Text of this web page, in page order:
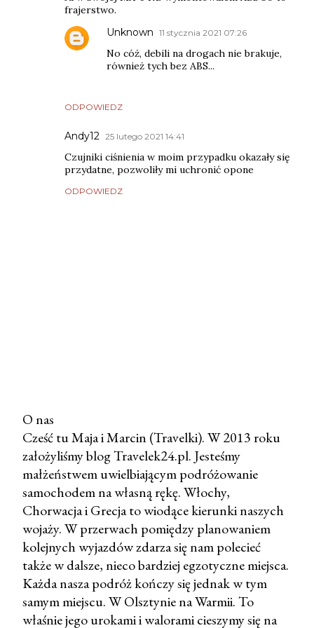
frajerstwo.
ODPOWIEDZ
Unknown 11 stycznia 2021 07:26
No cóż, debili na drogach nie brakuje,
również tych bez ABS...
Andy12 25 lutego 2021 14:41
Czujniki ciśnienia w moim przypadku okazały się
przydatne, pozwoliły mi uchronić opone
ODPOWIEDZ
P
r
z
e
ś
l
i
j
k
o
m
O nas
Cześć tu Maja i Marcin (Travelki). W 2013 roku
założyliśmy blog Travelek24.pl. Jesteśmy
małżeństwem uwielbiającym podróżowanie
samochodem na własną rękę. Włochy,
Chorwacja i Grecja to wiodące kierunki naszych
wojaży. W przerwach pomiędzy planowaniem
kolejnych wyjazdów zdarza się nam polecieć
także w dalsze, nieco bardziej egzotyczne miejsca.
Każda nasza podróż kończy się jednak w tym
samym miejscu. W Olsztynie na Warmii. To
właśnie jego urokami i walorami cieszymy się na